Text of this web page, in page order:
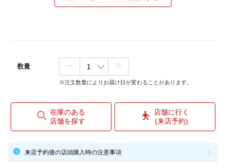
数量
※注文数量によりお届け日が変わることがあります。
在庫のある
店舗を探す
店舗に行く
(来店予約)
来店予約後の店頭購入時の注意事項